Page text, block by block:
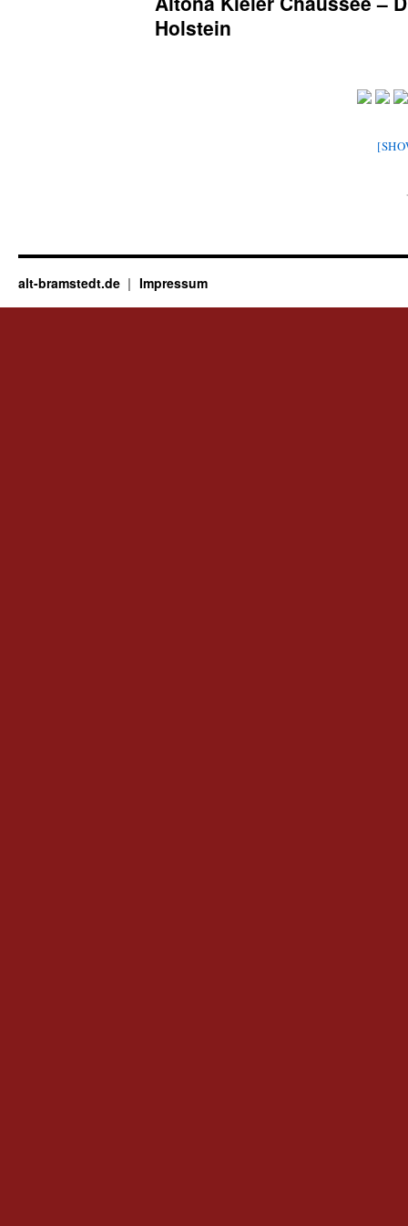
Holstein
alt-bramstedt.de Impressum